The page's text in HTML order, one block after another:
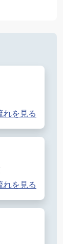
れを見る
れを見る